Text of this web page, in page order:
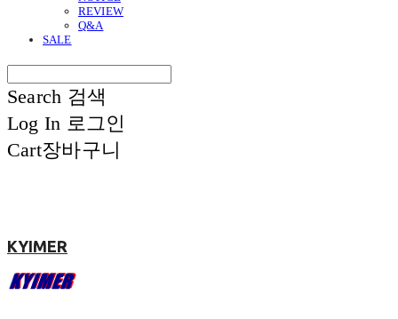
REVIEW
Q&A
SALE
Search 검색
Log In 로그인
Cart장바구니
KYIMER